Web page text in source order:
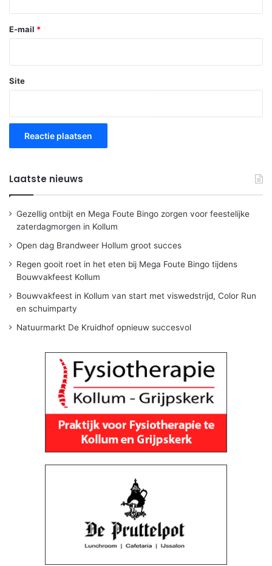
E-mail *
Site
Laatste nieuws
Gezellig ontbijt en Mega Foute Bingo zorgen voor feestelijke
zaterdagmorgen in Kollum
Open dag Brandweer Hollum groot succes
Regen gooit roet in het eten bij Mega Foute Bingo tijdens
Bouwvakfeest Kollum
Bouwvakfeest in Kollum van start met viswedstrijd, Color Run
en schuimparty
Natuurmarkt De Kruidhof opnieuw succesvol